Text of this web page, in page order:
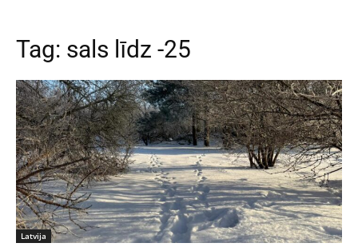
Tag: sals līdz -25
Latvija